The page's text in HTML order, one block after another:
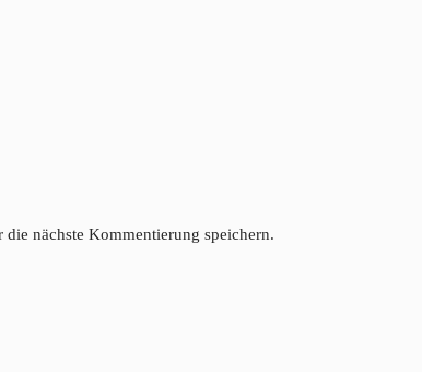
nächste Kommentierung speichern.